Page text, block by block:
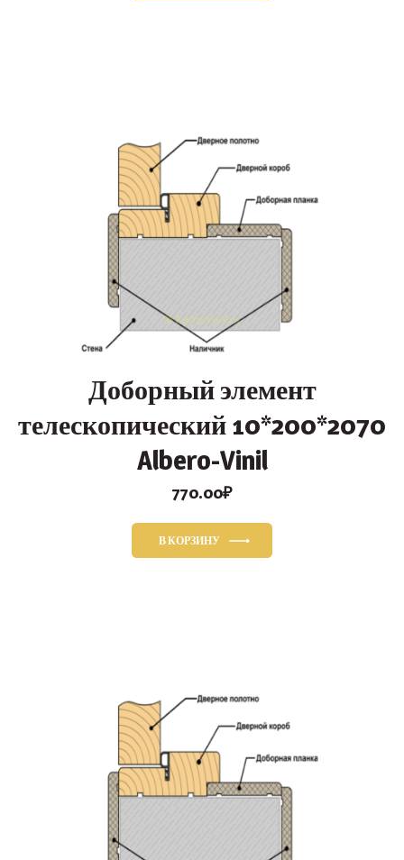
Доборный элемент
телескопический 10*200*2070
Albero-Vinil
770.00₽
В КОРЗИНУ